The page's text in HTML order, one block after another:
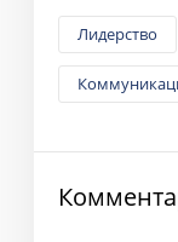
Лидерство